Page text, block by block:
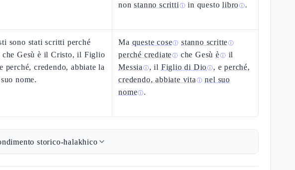
nonstanno scritti ⓘ in questolibroⓘ.
sono stati scritti perché
che Gesù è il Cristo, il Figlio
perché, credendo, abbiate la
nome.
Ma queste coseⓘ stanno scritteⓘ
perché crediateⓘ che Gesùèⓘ il
Messia ⓘ, il Figlio di Dioⓘ, eperché,
credendo, abbiate vita ⓘ nel suo
nomeⓘ.
storico-halakhico